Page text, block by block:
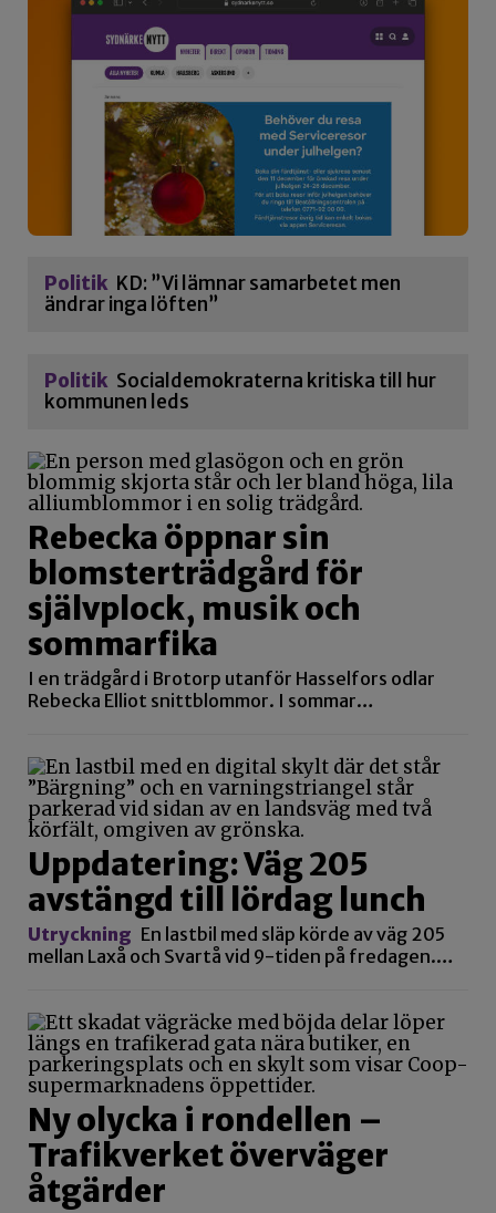
Politik KD: ”Vi lämnar samarbetet men
ändrar inga löften”
Politik Socialdemokraterna kritiska till hur
kommunen leds
Rebecka öppnar sin
blomsterträdgård för
självplock, musik och
sommarfika
I en trädgård i Brotorp utanför Hasselfors odlar
Rebecka Elliot snittblommor. I sommar…
Uppdatering: Väg 205
avstängd till lördag lunch
Utryckning En lastbil med släp körde av väg 205
mellan Laxå och Svartå vid 9-tiden på fredagen.…
Ny olycka i rondellen –
Trafikverket överväger
åtgärder